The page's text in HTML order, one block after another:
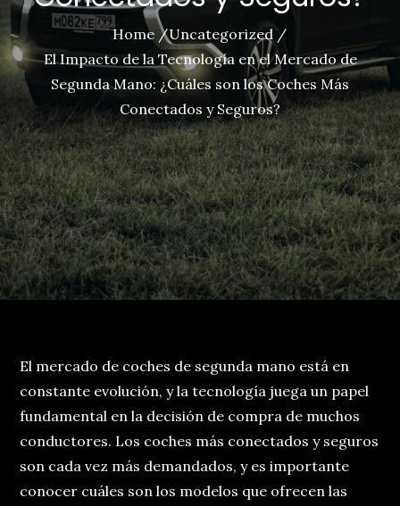
Home
Uncategorized
El Impacto de la Tecnología en el Mercado de
Segunda Mano: ¿Cuáles son los Coches Más
Conectados y Seguros?
El mercado de coches de segunda mano está en
constante evolución, y la tecnología juega un papel
fundamental en la decisión de compra de muchos
conductores. Los coches más conectados y seguros
son cada vez más demandados, y es importante
conocer cuáles son los modelos que ofrecen las